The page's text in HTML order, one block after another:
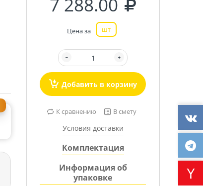
7 288.00
Цена за шт
Добавить в корзину
К сравнению В смету
Условия доставки
Комплектация
Информация об
упаковке